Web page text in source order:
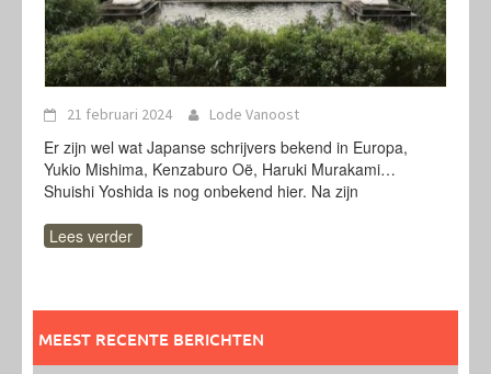
21 februari 2024 Lode Vanoost
Er zijn wel wat Japanse schrijvers bekend in Europa,
Yukio Mishima, Kenzaburo Oë, Haruki Murakami…
Shuishi Yoshida is nog onbekend hier. Na zijn
Lees verder
MEEST RECENTE BERICHTEN